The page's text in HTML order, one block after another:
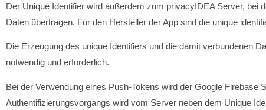
Der Unique Identifier wird außerdem zum privacyIDEA Server, bei
Daten übertragen. Für den Hersteller der App sind die unique
Die Erzeugung des unique Identifiers und die damit verbundenen
notwendig und erforderlich.
Bei der Verwendung eines Push-Tokens wird der Google
Authentifizierungsvorgangs wird vom Server neben dem Unique